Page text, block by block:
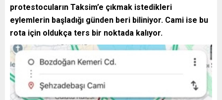
protestocuların Taksim’e çıkmak istedikleri
eylemlerin başladığı günden beri biliniyor. Cami ise bu
rota için oldukça ters bir noktada kalıyor.